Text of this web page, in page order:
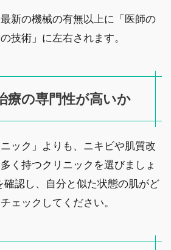
新の機械の有無以上に「医師の
技術」に左右されます。
療の専門性が高いか
ック」よりも、ニキビや肌質改
く持つクリニックを選びましょ
確認し、自分と似た状態の肌がど
ェックしてください。